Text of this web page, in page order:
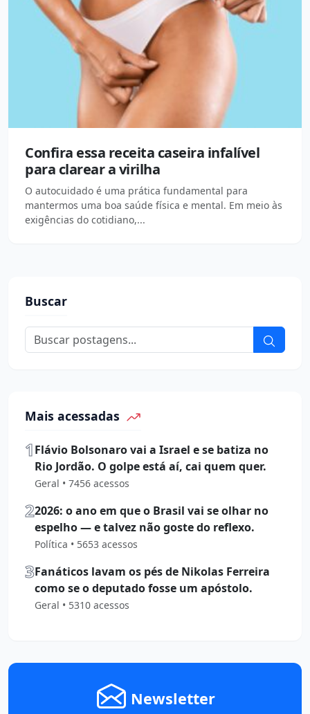
Confira essa receita caseira infalível
para clarear a virilha
O autocuidado é uma prática fundamental para
mantermos uma boa saúde física e mental. Em meio às
exigências do cotidiano,...
Buscar
Mais acessadas
1Flávio Bolsonaro vai a Israel e se batiza no
Rio Jordão. O golpe está aí, cai quem quer.
Geral • 7456 acessos
22026: o ano em que o Brasil vai se olhar no
espelho — e talvez não goste do reflexo.
Política • 5653 acessos
3Fanáticos lavam os pés de Nikolas Ferreira
como se o deputado fosse um apóstolo.
Geral • 5310 acessos
Newsletter